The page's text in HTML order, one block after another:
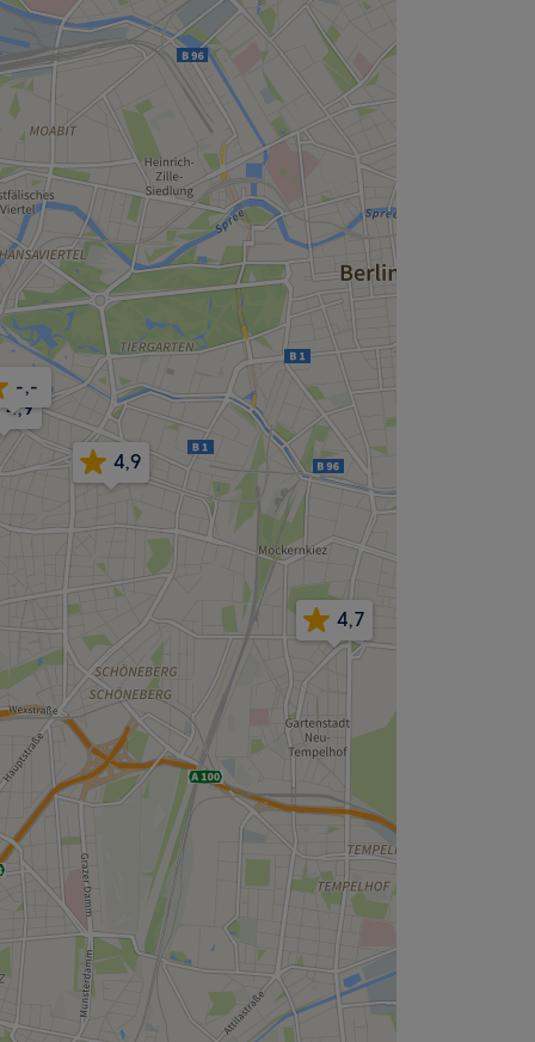
4,9
4,9
4,7
-,-